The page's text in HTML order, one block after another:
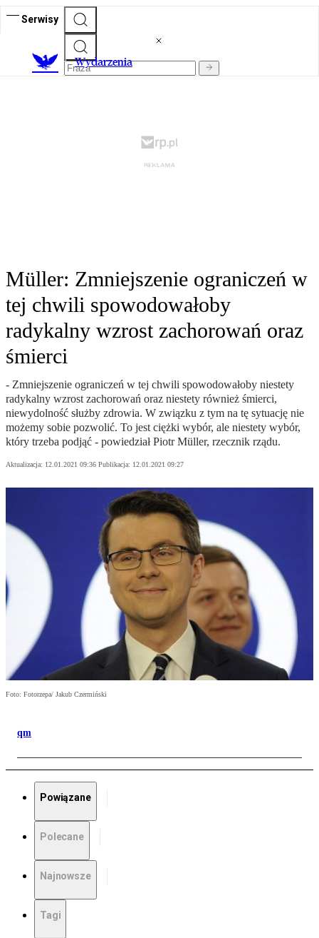
Serwisy
Wydarzenia
Müller: Zmniejszenie ograniczeń w
tej chwili spowodowałoby
radykalny wzrost zachorowań oraz
śmierci
- Zmniejszenie ograniczeń w tej chwili spowodowałoby niestety
radykalny wzrost zachorowań oraz niestety również śmierci,
niewydolność służby zdrowia. W związku z tym na tę sytuację nie
możemy sobie pozwolić. To jest ciężki wybór, ale niestety wybór,
który trzeba podjąć - powiedział Piotr Müller, rzecznik rządu.
Aktualizacja: 12.01.2021 09:36 Publikacja: 12.01.2021 09:27
Foto: Fotorzepa/ Jakub Czermiński
qm
Powiązane
Polecane
Najnowsze
Tagi